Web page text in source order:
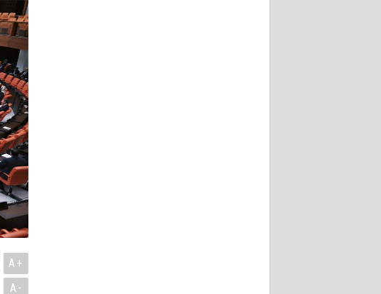
A+
A-